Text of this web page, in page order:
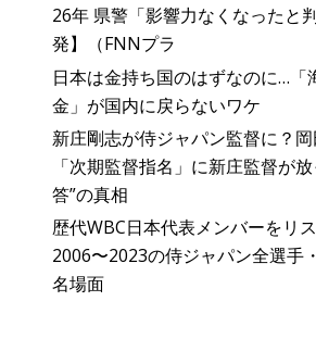
26年 県警「影響力なくなったと
発】（FNNプラ
日本は金持ち国のはずなのに…「
金」が国内に戻らないワケ
新庄剛志が侍ジャパン監督に？
「次期監督指名」に新庄監督が
答”の真相
歴代WBC日本代表メンバーをリ
2006〜2023の侍ジャパン全選手
名場面